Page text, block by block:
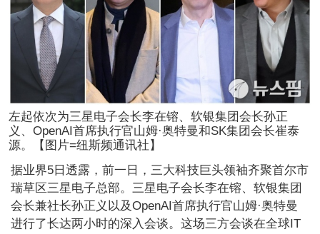
左起依次为三星电子会长李在镕、软银集团会长孙正
义、OpenAI首席执行官山姆·奥特曼和SK集团会长崔泰
源。【图片=纽斯频通讯社】
据业界5日透露，前一日，三大科技巨头领袖齐聚首尔市
瑞草区三星电子总部。三星电子会长李在镕、软银集团
会长兼社长孙正义以及OpenAI首席执行官山姆·奥特曼
进行了长达两小时的深入会谈。这场三方会谈在全球IT